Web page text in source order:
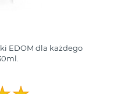
EDOM dla każdego